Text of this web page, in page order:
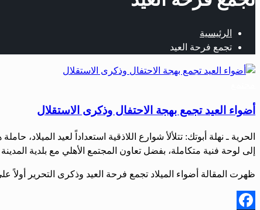
الرئيسية
تجمع فرحة العيد
أضواء العيد تجمع بهجة الاحتفال وذكرى الاستقلال
الحرية ـ نهلة أبوتك: تتلألأ شوارع اللاذقية استعداداً لعيد
إلى لوحة فنية متكاملة، بفضل تعاون المجتمع الأهلي مع بلدية
ظهرت المقالة أضواء الميلاد تجمع فرحة العيد وذكرى التحرير أولاً